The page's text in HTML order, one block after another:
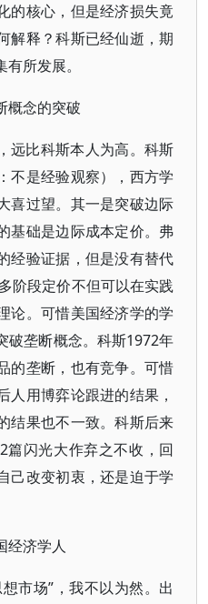
的核心，但是经济损失竟
解释？科斯已经仙逝，期
所发展。
概念的突破
远比科斯本人为高。科斯
不是经验观察），西方学
喜过望。其一是突破边际
基础是边际成本定价。弗
经验证据，但是没有替代
阶段定价不但可以在实践
论。可惜美国经济学的学
破垄断概念。科斯1972年
的垄断，也有竞争。可惜
人用博弈论跟进的结果，
结果也不一致。科斯后来
篇闪光大作弃之不收，回
己改变初衷，还是迫于学
经济学人
市场”，我不以为然。出